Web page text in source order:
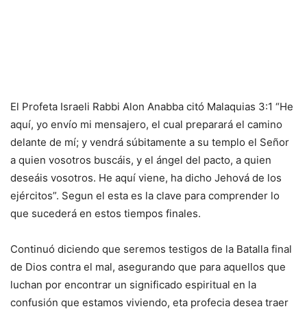
El Profeta Israeli Rabbi Alon Anabba citó Malaquias 3:1 “He
aquí, yo envío mi mensajero, el cual preparará el camino
delante de mí; y vendrá súbitamente a su templo el Señor
a quien vosotros buscáis, y el ángel del pacto, a quien
deseáis vosotros. He aquí viene, ha dicho Jehová de los
ejércitos”. Segun el esta es la clave para comprender lo
que sucederá en estos tiempos finales.
Continuó diciendo que seremos testigos de la Batalla final
de Dios contra el mal, asegurando que para aquellos que
luchan por encontrar un significado espiritual en la
confusión que estamos viviendo, eta profecia desea traer